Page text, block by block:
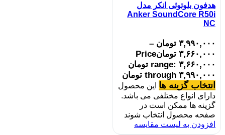
هدفون بلوتوثی انکر مدل
Anker SoundCore R50i
NC
۳,۹۹۰,۰۰۰ تومان –
۳,۶۶۰,۰۰۰ تومانPrice
range: ۳,۶۶۰,۰۰۰ تومان
through ۳,۹۹۰,۰۰۰ تومان
انتخاب گزینه ها این محصول
دارای انواع مختلفی می باشد.
گزینه ها ممکن است در
صفحه محصول انتخاب شوند
افزودن به لیست مقایسه